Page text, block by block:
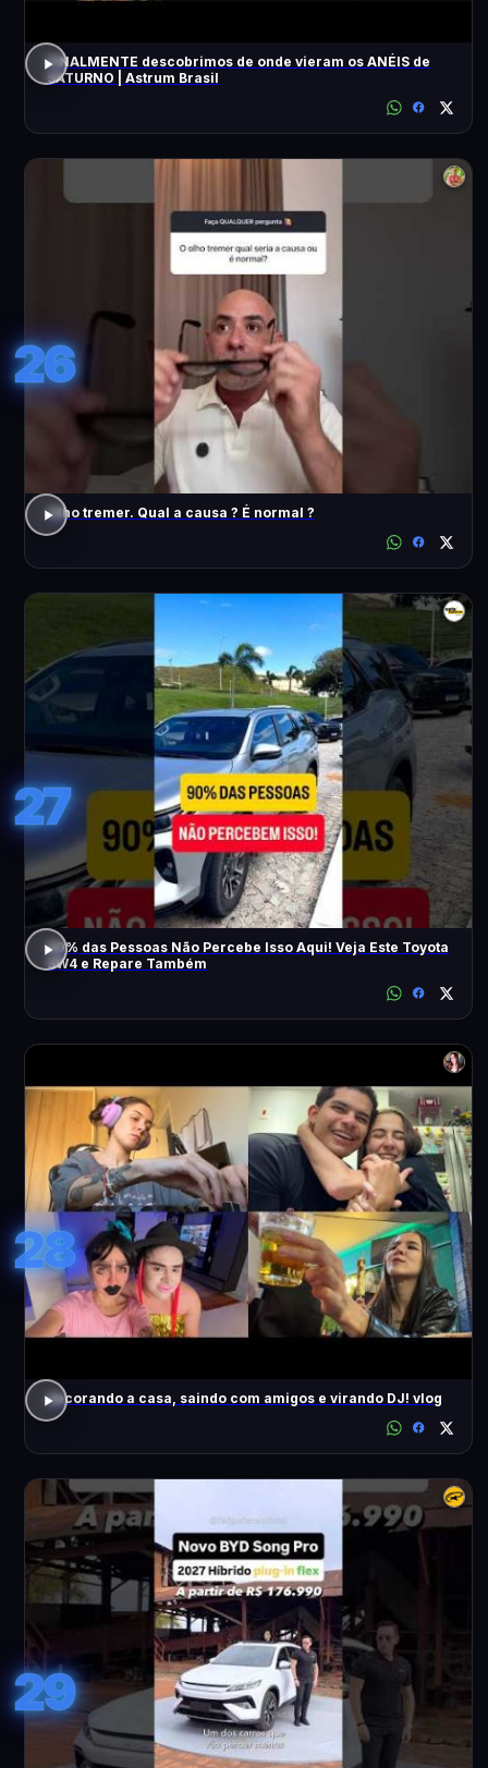
FINALMENTE descobrimos de onde vieram os ANÉIS de
SATURNO | Astrum Brasil
26
Olho tremer. Qual a causa ? É normal ?
27
90% das Pessoas Não Percebe Isso Aqui! Veja Este Toyota
SW4 e Repare Também
28
decorando a casa, saindo com amigos e virando DJ! vlog
29